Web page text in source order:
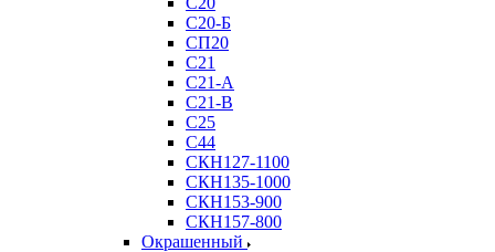
С20-Б
СП20
С21
С21-А
С21-В
С25
С44
СКН127-1100
СКН135-1000
СКН153-900
СКН157-800
Окрашенный